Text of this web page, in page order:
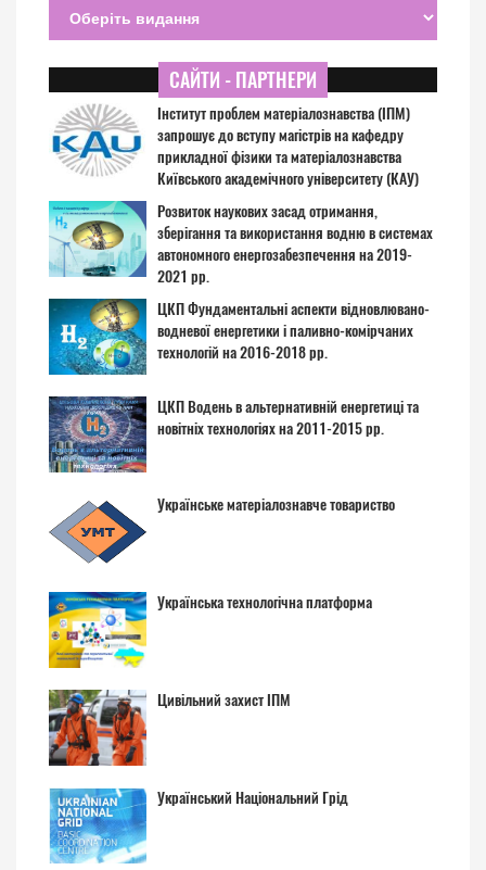
САЙТИ - ПАРТНЕРИ
Інститут проблем матеріалознавства (ІПМ)
запрошує до вступу магістрів на кафедру
прикладної фізики та матеріалознавства
Київського академічного університету (КАУ)
Розвиток наукових засад отримання,
зберігання та використання водню в системах
автономного енергозабезпечення на 2019-
2021 рр.
ЦКП Фундаментальні аспекти відновлювано-
водневої енергетики і паливно-комірчаних
технологій на 2016-2018 рр.
ЦКП Водень в альтернативній енергетиці та
новітніх технологіях на 2011-2015 рр.
Українське матеріалознавче товариство
Українська технологічна платформа
Цивільний захист ІПМ
Український Національний Грід